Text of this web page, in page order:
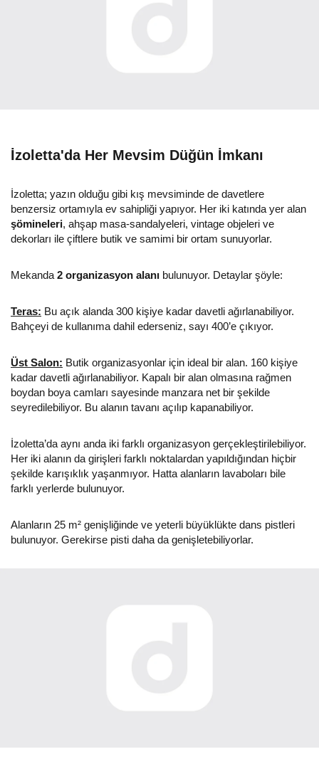
İzoletta'da Her Mevsim Düğün İmkanı
İzoletta; yazın olduğu gibi kış mevsiminde de davetlere
benzersiz ortamıyla ev sahipliği yapıyor. Her iki katında yer alan
şömineleri, ahşap masa-sandalyeleri, vintage objeleri ve
dekorları ile çiftlere butik ve samimi bir ortam sunuyorlar.
Mekanda 2 organizasyon alanı bulunuyor. Detaylar şöyle:
Teras: Bu açık alanda 300 kişiye kadar davetli ağırlanabiliyor.
Bahçeyi de kullanıma dahil ederseniz, sayı 400’e çıkıyor.
Üst Salon: Butik organizasyonlar için ideal bir alan. 160 kişiye
kadar davetli ağırlanabiliyor. Kapalı bir alan olmasına rağmen
boydan boya camları sayesinde manzara net bir şekilde
seyredilebiliyor. Bu alanın tavanı açılıp kapanabiliyor.
İzoletta’da aynı anda iki farklı organizasyon gerçekleştirilebiliyor.
Her iki alanın da girişleri farklı noktalardan yapıldığından hiçbir
şekilde karışıklık yaşanmıyor. Hatta alanların lavaboları bile
farklı yerlerde bulunuyor.
Alanların 25 m² genişliğinde ve yeterli büyüklükte dans pistleri
bulunuyor. Gerekirse pisti daha da genişletebiliyorlar.